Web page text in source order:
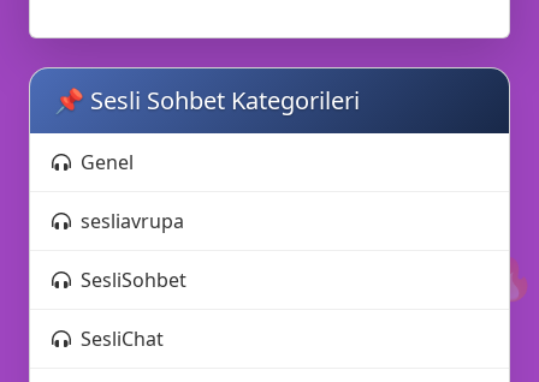
🔥
📌 Sesli Sohbet Kategorileri
Genel
sesliavrupa
SesliSohbet
SesliChat